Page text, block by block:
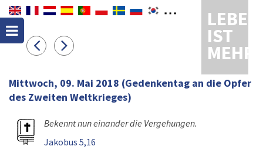
LEBEN
IST
MEHR
Mittwoch, 09. Mai 2018 (Gedenkentag an die Opfer
des Zweiten Weltkrieges)
Bekennt nun einander die Vergehungen.
Jakobus 5,16